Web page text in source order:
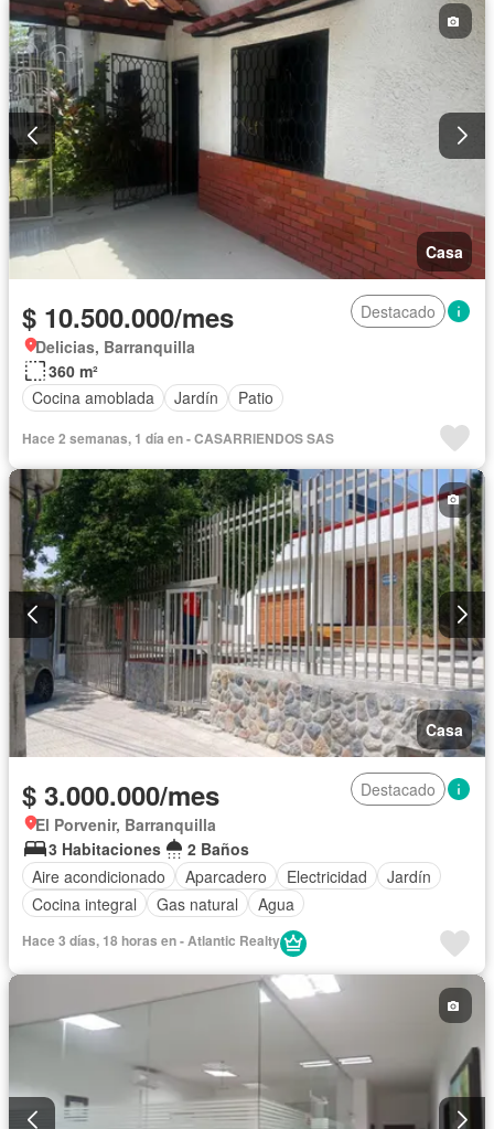
Casa
$ 10.500.000/mes
Destacado
Delicias, Barranquilla
360 m²
Cocina amoblada
Jardín Patio
Hace 2 semanas, 1 día en - CASARRIENDOS SAS
Casa
$ 3.000.000/mes
Destacado
El Porvenir, Barranquilla
3 Habitaciones
2 Baños
Aire acondicionado
Aparcadero Electricidad
Jardín
Cocina integral
Gas natural Agua
Hace 3 días, 18 horas en - Atlantic Realty